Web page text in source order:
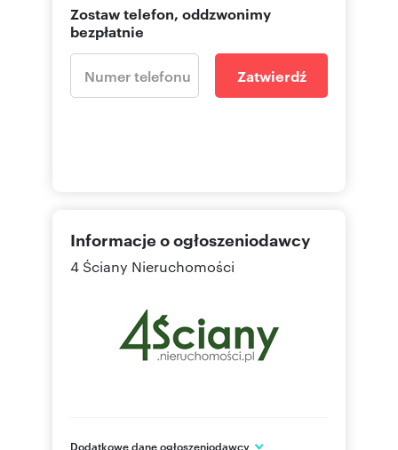
Zostaw telefon, oddzwonimy
bezpłatnie
Zatwierdź
Informacje o ogłoszeniodawcy
4 Ściany Nieruchomości
Dodatkowe dane ogłoszeniodawcy